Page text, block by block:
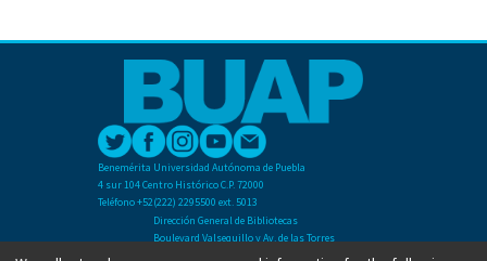
Benemérita Universidad Autónoma de Puebla
4 sur 104 Centro Histórico C.P. 72000
Teléfono +52(222) 2295500 ext. 5013
Dirección General de Bibliotecas
Boulevard Valsequillo y Av. de las Torres
Ciudad Universitaria. Col. San Manuel